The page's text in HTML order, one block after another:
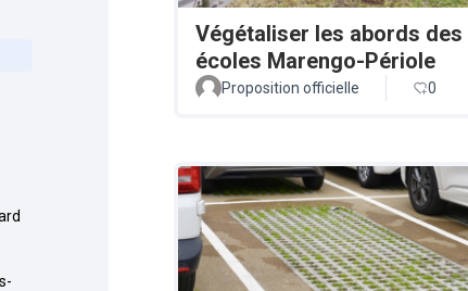
Végétaliser les abords des
écoles Marengo-Périole
Proposition officielle 0